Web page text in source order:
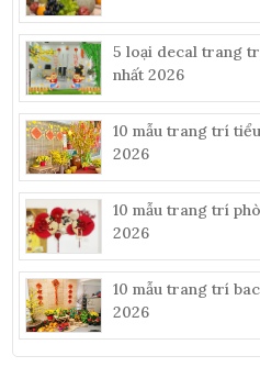
5 loại decal trang
nhất 2026
10 mẫu trang trí
2026
10 mẫu trang trí
2026
10 mẫu trang trí
2026